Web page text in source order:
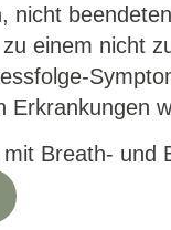
nicht
einem nicht
Erkrankungen
Breath-